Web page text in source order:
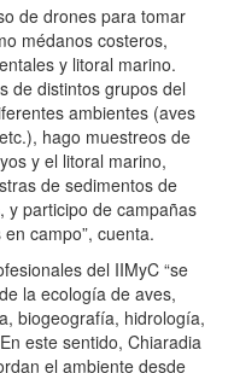
de drones para tomar
médanos costeros,
y litoral marino.
de distintos grupos del
ambientes (aves
hago muestreos de
y el litoral marino,
de sedimentos de
y participo de campañas
campo”, cuenta.
del IIMyC “se
la ecología de aves,
biogeografía, hidrología,
este sentido, Chiaradia
el ambiente desde